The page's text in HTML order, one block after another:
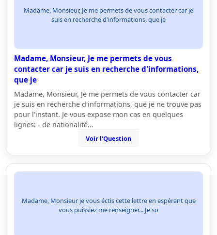
Madame, Monsieur, Je me permets de vous contacter car je
suis en recherche d'informations, que je
Madame, Monsieur, Je me permets de vous
contacter car je suis en recherche d'informations,
que je
Madame, Monsieur, Je me permets de vous contacter car
je suis en recherche d'informations, que je ne trouve pas
pour l'instant. Je vous expose mon cas en quelques
lignes: - de nationalité…
Voir l'Question
Madame, Monsieur je vous éctis cette lettre en espérant que
vous puissiez me renseigner... Je so